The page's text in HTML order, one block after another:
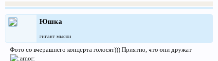
Юшка
гигант мысли
Фото со вчерашнего концерта голосят))) Приятно, что они дружат